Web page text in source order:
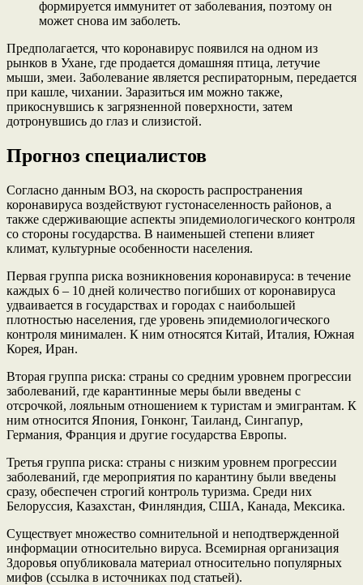
формируется иммунитет от заболевания, поэтому он
может снова им заболеть.
Предполагается, что коронавирус появился на одном из
рынков в Ухане, где продается домашняя птица, летучие
мыши, змеи. Заболевание является респираторным, передается
при кашле, чихании. Заразиться им можно также,
прикоснувшись к загрязненной поверхности, затем
дотронувшись до глаз и слизистой.
Прогноз специалистов
Согласно данным ВОЗ, на скорость распространения
коронавируса воздействуют густонаселенность районов, а
также сдерживающие аспекты эпидемиологического контроля
со стороны государства. В наименьшей степени влияет
климат, культурные особенности населения.
Первая группа риска возникновения коронавируса: в течение
каждых 6 – 10 дней количество погибших от коронавируса
удваивается в государствах и городах с наибольшей
плотностью населения, где уровень эпидемиологического
контроля минимален. К ним относятся Китай, Италия, Южная
Корея, Иран.
Вторая группа риска: страны со средним уровнем прогрессии
заболеваний, где карантинные меры были введены с
отсрочкой, лояльным отношением к туристам и эмигрантам. К
ним относится Япония, Гонконг, Таиланд, Сингапур,
Германия, Франция и другие государства Европы.
Третья группа риска: страны с низким уровнем прогрессии
заболеваний, где мероприятия по карантину были введены
сразу, обеспечен строгий контроль туризма. Среди них
Белоруссия, Казахстан, Финляндия, США, Канада, Мексика.
Существует множество сомнительной и неподтвержденной
информации относительно вируса. Всемирная организация
Здоровья опубликовала материал относительно популярных
мифов (ссылка в источниках под статьей).